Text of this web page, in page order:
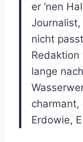
er ’nen
nicht
lange
charmant,
Erdowie, E